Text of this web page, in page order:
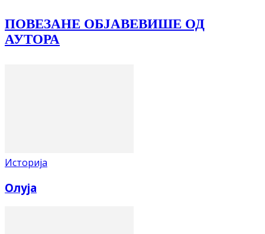
ПОВЕЗАНЕ ОБЈАВЕВИШЕ ОД
АУТОРА
Историја
Олуја